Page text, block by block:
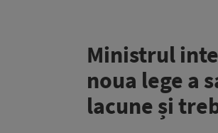
Ministrul
noua lege a
lacune și